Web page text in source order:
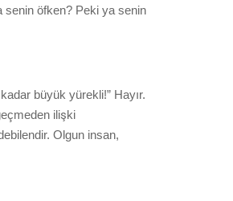
senin öfken? Peki ya senin
büyük yürekli!” Hayır.
ilişki
Olgun insan,